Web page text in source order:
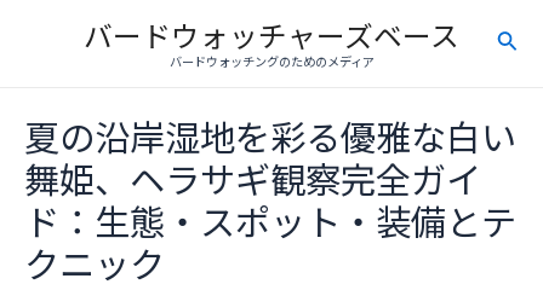
バードウォッチャーズベース
バードウォッチングのためのメディア
検
夏の沿岸湿地を彩る優雅な白い
舞姫、ヘラサギ観察完全ガイ
ド：生態・スポット・装備とテ
クニック